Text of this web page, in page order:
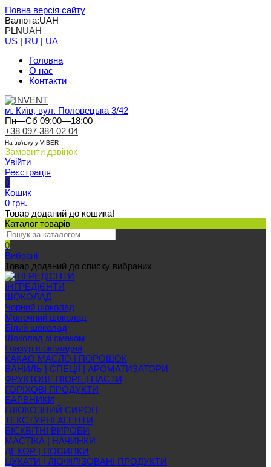
Повна версія сайту
Валюта:UAH
PLNUAH
US | RU | UA
Головна
О нас
Контакти
м. Київ, вул. Половецька 3/42
Пн—Сб 09:00—18:00
+38 097 384 02 04
На зв'язку у VIBER
Замовити дзвінок
Увійти
Реєстрація
0
Кошик
0 грн.
Товар доданий до кошика!
Каталог товарів
0
Вибрані
Товар доданий до списку вибраних
ІНГРЕДІЄНТИ
ШОКОЛАД
Чорний шоколад
Молочний шоколад
Білий шоколад
Шоколад зі смаком
Глазур шоколадна
КАКАО МАСЛО | ПОРОШОК
ВАНИЛЬ | СПЕЦІЇ | АРОМАТИЗАТОРИ
ФРУКТОВЕ ПЮРЕ | ПАСТИ
ГОРІХОВІ ПРОДУКТИ
БАРВНИКИ
ГЛЮКОЗНИЙ СИРОП
ТЕКСТУРНІ АГЕНТИ
БІСКВІТНІ ВИРОБИ
МАСТІКА | НАЧИНКИ
ДЕКОР | ПОСИПКИ
ЦУКАТИ | ЛІОФІЛІЗОВАНІ ПРОДУКТИ